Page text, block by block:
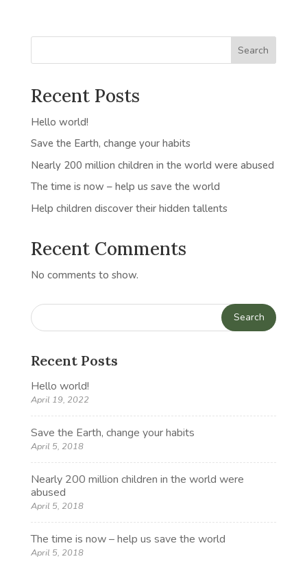
Search
Recent Posts
Hello world!
Save the Earth, change your habits
Nearly 200 million children in the world were abused
The time is now – help us save the world
Help children discover their hidden tallents
Recent Comments
No comments to show.
Recent Posts
Hello world!
April 19, 2022
Save the Earth, change your habits
April 5, 2018
Nearly 200 million children in the world were
abused
April 5, 2018
The time is now – help us save the world
April 5, 2018